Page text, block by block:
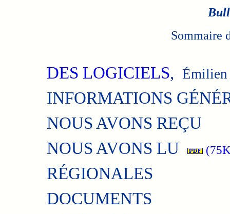
Sommaire
DES LOGICIELS,
INFORMATIONS
NOUS AVONS REÇU
NOUS AVONS LU
RÉGIONALES
DOCUMENTS